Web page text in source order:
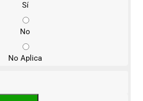
Sí
No
No Aplica